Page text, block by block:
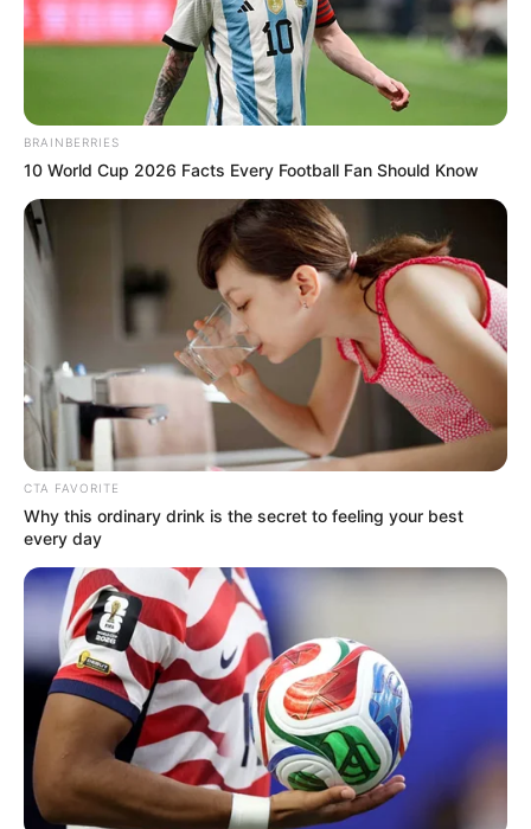
BRAINBERRIES
10 World Cup 2026 Facts Every Football Fan Should Know
CTA FAVORITE
Why this ordinary drink is the secret to feeling your best
every day